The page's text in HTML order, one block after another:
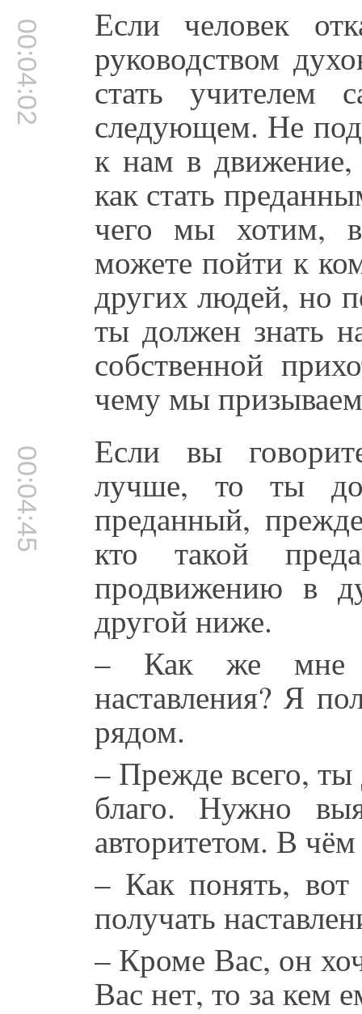
00:04:02 Если человек
руководством
стать
следующем. Не
к нам в
как стать
чего мы хотим,
можете пойти к
других людей, но
ты должен знать
собственной
чему мы
00:04:45 Если вы
лучше, то ты
преданный,
кто такой
продвижению в
другой ниже.
– Как же мне
наставления? Я
рядом.
– Прежде всего,
благо. Нужно
авторитетом. В
– Как понять,
получать
– Кроме Вас, он
Вас нет, то за кем